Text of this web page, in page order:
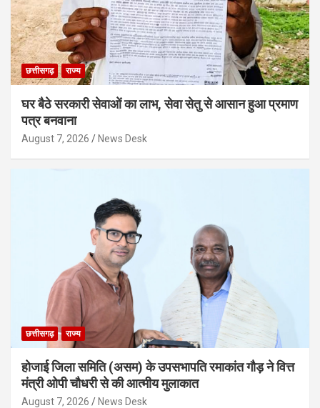
छत्तीसगढ़ राज्य
घर बैठे सरकारी सेवाओं का लाभ, सेवा सेतु से आसान हुआ प्रमाण
पत्र बनवाना
August 7, 2026 News Desk
छत्तीसगढ़ राज्य
होजाई जिला समिति (असम) के उपसभापति रमाकांत गौड़ ने वित्त
मंत्री ओपी चौधरी से की आत्मीय मुलाकात
August 7, 2026 News Desk